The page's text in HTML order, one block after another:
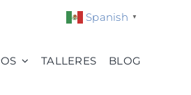
Spanish ▼
TALLERES BLOG